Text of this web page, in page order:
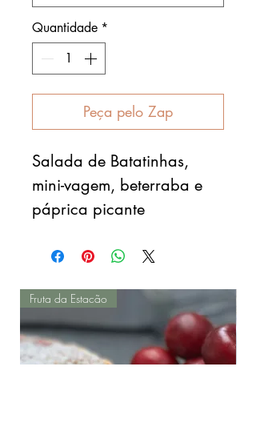
Quantidade *
Peça pelo Zap
Salada de Batatinhas,
mini-vagem, beterraba e
páprica picante
Fruta da Estacão